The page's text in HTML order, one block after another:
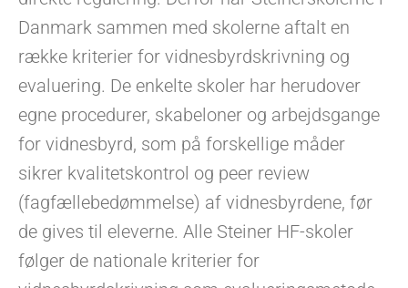
Danmark sammen med skolerne aftalt en
række kriterier for vidnesbyrdskrivning og
evaluering. De enkelte skoler har herudover
egne procedurer, skabeloner og arbejdsgange
for vidnesbyrd, som på forskellige måder
sikrer kvalitetskontrol og peer review
(fagfællebedømmelse) af vidnesbyrdene, før
de gives til eleverne. Alle Steiner HF-skoler
følger de nationale kriterier for